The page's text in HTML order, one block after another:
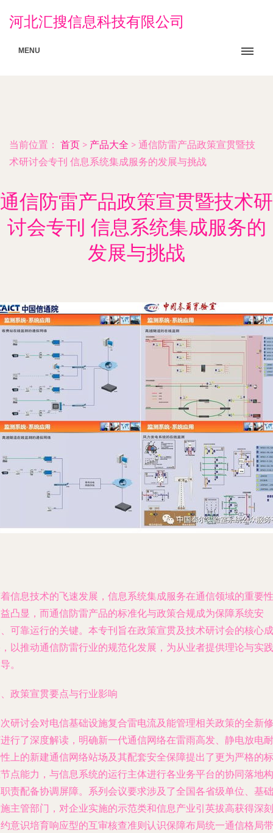
河北汇搜信息科技有限公司
MENU
当前位置： 首页 > 产品大全 > 通信防雷产品政策宣贯暨技
术研讨会专刊 信息系统集成服务的发展与挑战
通信防雷产品政策宣贯暨技术研
讨会专刊 信息系统集成服务的
发展与挑战
信息技术的飞速发展，信息系统集成服务在通信领域的重要性
凸显，而通信防雷产品的标准化与政策合规成为保障系统安
可靠运行的关键。本专刊旨在政策宣贯及技术研讨会的核心成
以推动通信防雷行业的规范化发展，为从业者提供理论与实践
。
政策宣贯要点与行业影响
研讨会对电信基础设施复合雷电流及能管理相关政策的全新修
行了深度解读，明确新一代通信网络在雷雨高发、静电放电耐
上的新建通信网络站场及其配套安全保障提出了更为严格的标
点能力，与信息系统的运行主体进行各业务平台的协同落地构
责配备协调屏障。系列会议要求涉及了全国各省级单位、基础
主管部门，对企业实施的示范类和信息产业引英拔高获得深刻
意识培育响应型的互审核查准则认识保障布局统一通信格局带